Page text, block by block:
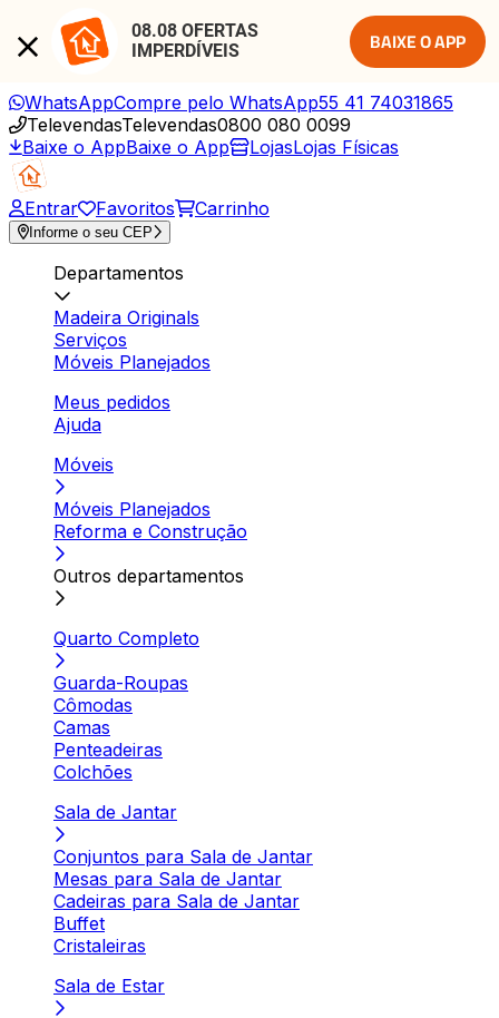
08.08 OFERTAS
IMPERDÍVEIS
BAIXE O APP
WhatsAppCompre pelo WhatsApp55 41 74031865
TelevendasTelevendas0800 080 0099
Baixe o AppBaixe o App LojasLojas Físicas
Entrar Favoritos Carrinho
Informe o seu CEP
Departamentos
Madeira Originals
Serviços
Móveis Planejados
Meus pedidos
Ajuda
Móveis
Móveis Planejados
Reforma e Construção
Outros departamentos
Quarto Completo
Guarda-Roupas
Cômodas
Camas
Penteadeiras
Colchões
Sala de Jantar
Conjuntos para Sala de Jantar
Mesas para Sala de Jantar
Cadeiras para Sala de Jantar
Buffet
Cristaleiras
Sala de Estar